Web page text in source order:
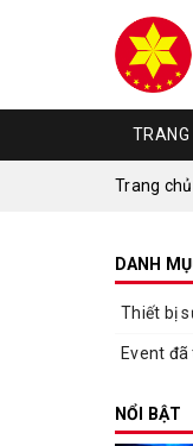
TRANG
Trang chủ
DANH
Thiết bị
Event
NỔI BẬT